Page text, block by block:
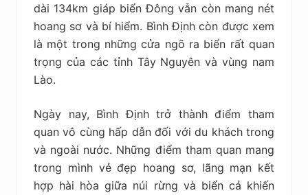
dài 134km giáp biển Đông vẫn còn mang nét
hoang sơ và bí hiểm. Bình Định còn được xem
là một trong những cửa ngõ ra biển rất quan
trọng của các tỉnh Tây Nguyên và vùng nam
Lào.
Ngày nay, Bình Định trở thành điểm tham
quan vô cùng hấp dẫn đối với du khách trong
và ngoài nước. Những điểm tham quan mang
trong mình vẻ đẹp hoang sơ, lãng mạn kết
hợp hài hòa giữa núi rừng và biển cả khiến